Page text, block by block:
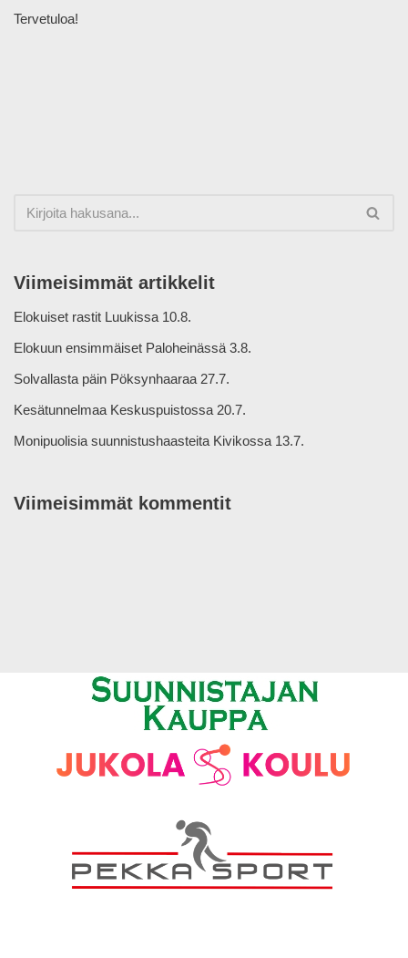
Tervetuloa!
Viimeisimmät artikkelit
Elokuiset rastit Luukissa 10.8.
Elokuun ensimmäiset Paloheinässä 3.8.
Solvallasta päin Pöksynhaaraa 27.7.
Kesätunnelmaa Keskuspuistossa 20.7.
Monipuolisia suunnistushaasteita Kivikossa 13.7.
Viimeisimmät kommentit